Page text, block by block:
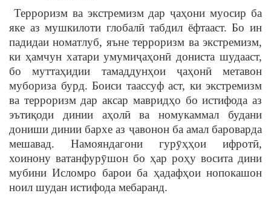
Терроризм ва экстремизм дар ҷаҳони муосир ба
яке аз мушкилоти глобалӣ табдил ёфтааст. Бо ин
падидаи номатлуб, яъне терроризм ва экстремизм,
ки ҳамчун хатари умумиҷаҳонӣ дониста шудааст,
бо муттаҳидии тамаддунҳои ҷаҳонӣ метавон
мубориза бурд. Боиси таассуф аст, ки экстремизм
ва терроризм дар аксар мавридҳо бо истифода аз
эътиқоди динии аҳолӣ ва номукаммал будани
дониши динии бархе аз ҷавонон ба амал бароварда
мешавад. Намояндагони гурӯҳҳои ифротӣ,
хоинону ватанфурӯшон бо ҳар роҳу восита дини
мубини Исломро барои ба ҳадафҳои нопокашон
ноил шудан истифода мебаранд.